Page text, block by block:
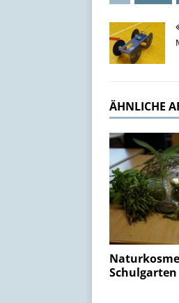
ÄHNLICHE
Schulgarten